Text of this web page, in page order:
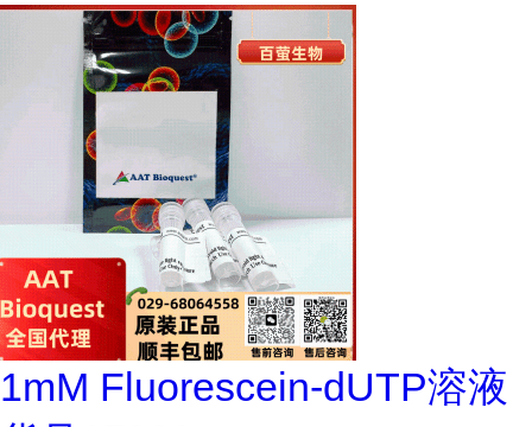
1mM Fluorescein-dUTP溶液